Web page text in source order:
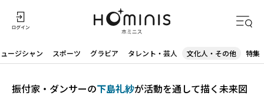
ージシャン スポーツ グラビア タレント・芸人 文化人・その他 特集
振付家・ダンサーの下島礼紗が活動を通して描く未来図